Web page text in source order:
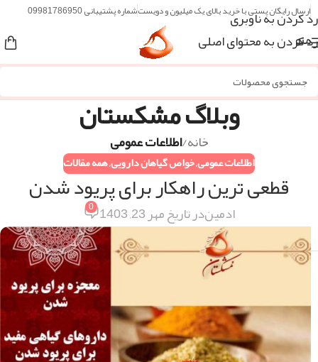
رد کردن به ناوبری
رد کردن به محتوای اصلی
ارسال رایگان پستی با خرید بالای یک میلیون و دویستشماره پشتیبانی 09981786950
منو
وبلاگ مشکستان
خانه/اطلاعات عمومی
اطلاعات عمومی,خواص گیاهان دارویی,همه مقالات
قطعی ترین راهکار برای پریود شدن
ادمیندر تاریخ مهر 23, 1403 0